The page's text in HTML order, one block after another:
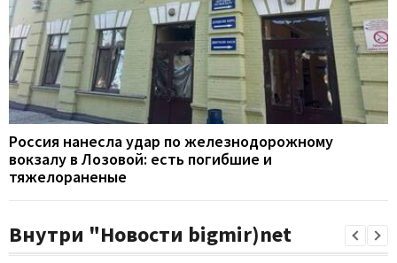
Россия нанесла удар по железнодорожному
вокзалу в Лозовой: есть погибшие и
тяжелораненые
Внутри "Новости bigmir)net